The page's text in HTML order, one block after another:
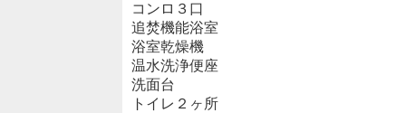
コンロ３口
追焚機能浴室
浴室乾燥機
温水洗浄便座
洗面台
トイレ２ヶ所